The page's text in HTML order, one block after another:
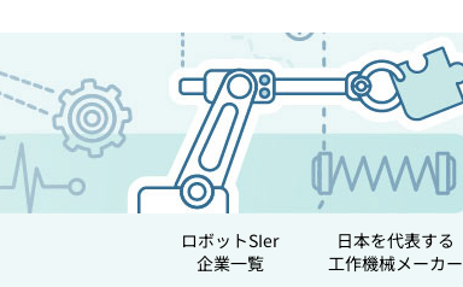
ロボットSIer
企業一覧
日本を代表する
工作機械メーカー